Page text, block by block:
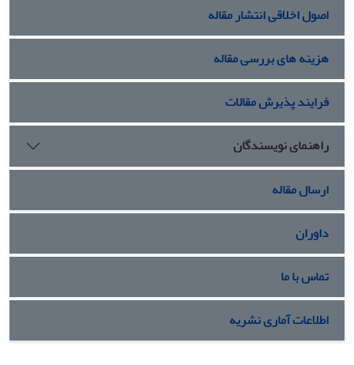
اصول اخلاقی انتشار مقاله
هزینه های بررسی مقاله
فرایند پذیرش مقالات
راهنمای نویسندگان
ارسال مقاله
داوران
تماس با ما
اطلاعات آماری نشریه